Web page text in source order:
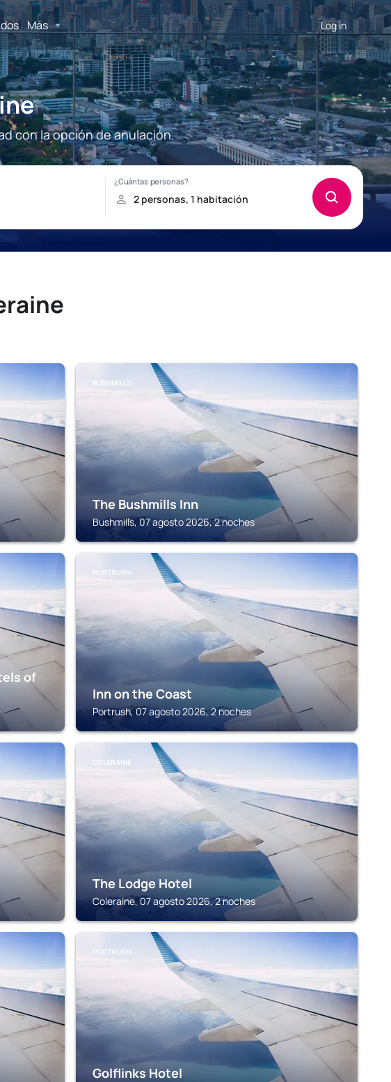
Más Log in
con la opción de anulación.
BUSHMILLS
The Bushmills Inn
Bushmills, 07 agosto 2026, 2 noches
of
PORTRUSH
Inn on the Coast
Portrush, 07 agosto 2026, 2 noches
COLERAINE
The Lodge Hotel
Coleraine, 07 agosto 2026, 2 noches
PORTRUSH
Golflinks Hotel